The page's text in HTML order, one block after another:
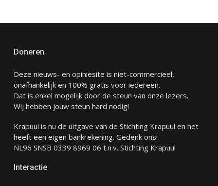
Doneren
Deze nieuws- en opiniesite is niet-commercieel,
onafhankelijk en 100% gratis voor iedereen.
Dat is enkel mogelijk door de steun van onze lezers.
Wij hebben jouw steun hard nodig!
Krapuul is nu de uitgave van de Stichting Krapuul en het
heeft een eigen bankrekening. Gedenk ons!
NL96 SNSB 0339 8969 06 t.n.v. Stichting Krapuul
Interactie